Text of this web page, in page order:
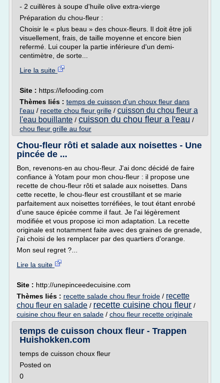
- 2 cuillères à soupe d'huile olive extra-vierge
Préparation du chou-fleur :
Choisir le « plus beau » des choux-fleurs. Il doit être joli
visuellement, frais, de taille moyenne et encore bien
refermé. Lui couper la partie inférieure d'un demi-
centimètre, de sorte...
Lire la suite
Site : https://lefooding.com
Thèmes liés : temps de cuisson d'un choux fleur dans
l'eau / recette chou fleur grille / cuisson du chou fleur a
l'eau bouillante / cuisson du chou fleur a l'eau /
chou fleur grille au four
Chou-fleur rôti et salade aux noisettes - Une
pincée de ...
Bon, revenons-en au chou-fleur. J'ai donc décidé de faire
confiance à Yotam pour mon chou-fleur : il propose une
recette de chou-fleur rôti et salade aux noisettes. Dans
cette recette, le chou-fleur est croustillant et se marie
parfaitement aux noisettes torréfiées, le tout étant enrobé
d'une sauce épicée comme il faut. Je l'ai légèrement
modifiée et vous propose ici mon adaptation. La recette
originale est notamment faite avec des graines de grenade,
j'ai choisi de les remplacer par des quartiers d'orange.
Mon seul regret ?...
Lire la suite
Site : http://unepinceedecuisine.com
Thèmes liés : recette salade chou fleur froide / recette
chou fleur en salade / recette cuisine chou fleur /
cuisine chou fleur en salade / chou fleur recette originale
temps de cuisson choux fleur - Trappen
Huishokken.com
temps de cuisson choux fleur
Posted on
0